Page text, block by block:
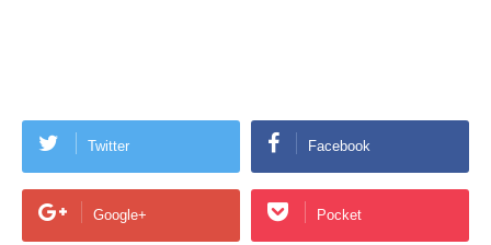
Twitter Facebook
Google+ Pocket